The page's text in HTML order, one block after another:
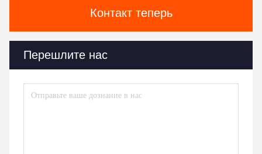
Контакт теперь
Перешлите нас